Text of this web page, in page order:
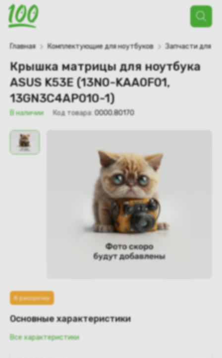
Поиск
товаров
Главная Комплектующие для ноутбуков Запчасти для
Крышка матрицы для ноутбука
ASUS K53E (13N0-KAA0F01,
13GN3C4AP010-1)
В наличии Код товара: 0000.80170
В рассрочку
Основные характеристики
Все характеристики